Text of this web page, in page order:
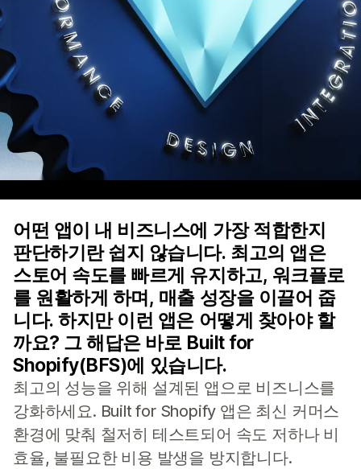
어떤 앱이 내 비즈니스에 가장 적합한지
판단하기란 쉽지 않습니다. 최고의 앱은
스토어 속도를 빠르게 유지하고, 워크플로
를 원활하게 하며, 매출 성장을 이끌어 줍
니다. 하지만 이런 앱은 어떻게 찾아야 할
까요? 그 해답은 바로 Built for
Shopify(BFS)에 있습니다.
최고의 성능을 위해 설계된 앱으로 비즈니스를
강화하세요. Built for Shopify 앱은 최신 커머스
환경에 맞춰 철저히 테스트되어 속도 저하나 비
효율, 불필요한 비용 발생을 방지합니다.